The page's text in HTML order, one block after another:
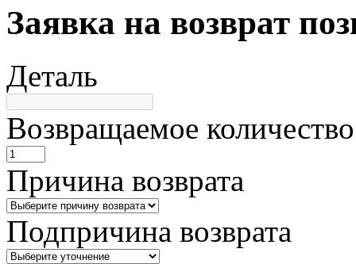
Заявка на возврат
Деталь
Возвращаемое количество
Причина возврата
Подпричина возврата